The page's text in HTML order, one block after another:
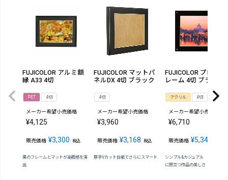
FUJICOLOR アルミ額
縁 A33 4切
PET 4切
メーカー希望小売価格
¥4,125
販売価格 ¥3,300 税込
黒のフレームとマットが高級感を演
出
FUJICOLOR マットパ
ネルDX 4切 ブラック
4切
メーカー希望小売価格
¥3,960
販売価格 ¥3,168 税込
厚手Vカット台紙でさらにスマート
FUJICOLOR プロフ
レーム 4切 ブラック
アクリル 4切
メーカー希望小売価格
¥6,710
販売価格 ¥5,346
シンプル&カジュアル あらゆる
に際立つ作品の美しさ